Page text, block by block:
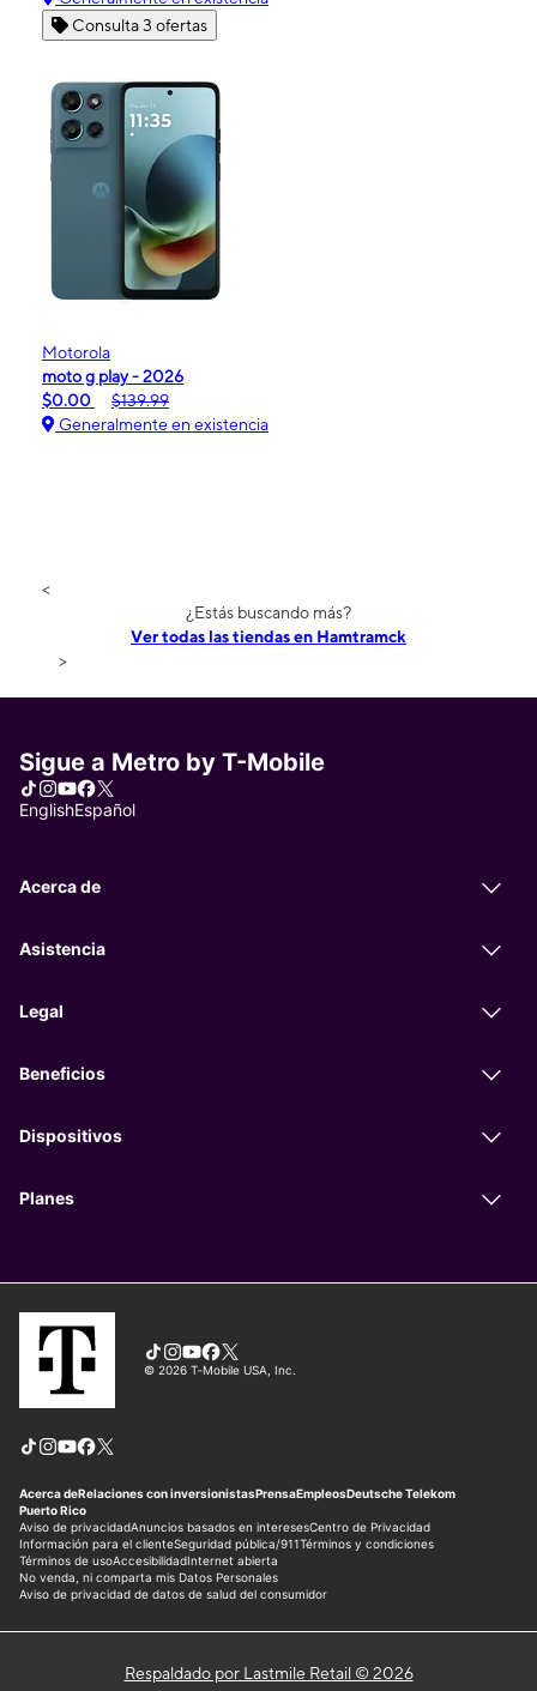
Consulta 3 ofertas
Motorola
moto g play - 2026
$0.00
$139.99
Generalmente en existencia
<
¿Estás buscando más?
Ver todas las tiendas en Hamtramck
>
Respaldado por Lastmile Retail © 2026